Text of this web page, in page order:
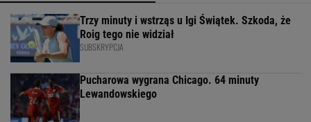
Trzy minuty i wstrząs u Igi Świątek. Szkoda, że
Roig tego nie widział
SUBSKRYPCJA
Pucharowa wygrana Chicago. 64 minuty
Lewandowskiego